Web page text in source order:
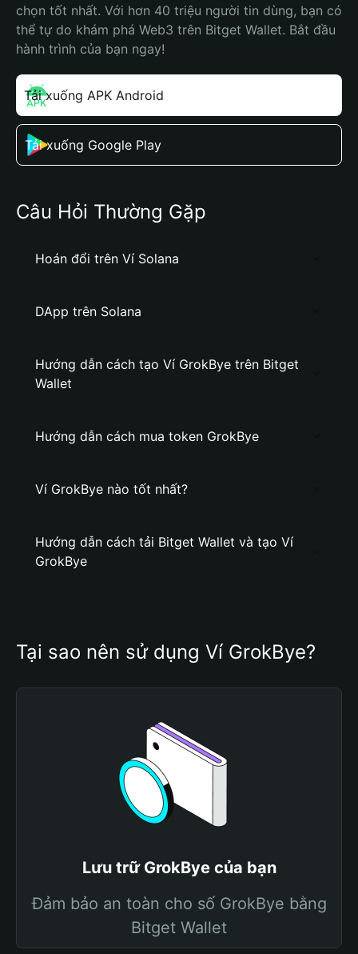
chọn tốt nhất. Với hơn 40 triệu người tin dùng, bạn có
thể tự do khám phá Web3 trên Bitget Wallet. Bắt đầu
hành trình của bạn ngay!
Tải xuống APK Android
Tải xuống Google Play
Câu Hỏi Thường Gặp
Hoán đổi trên Ví Solana
DApp trên Solana
Hướng dẫn cách tạo Ví GrokBye trên Bitget
Wallet
Hướng dẫn cách mua token GrokBye
Ví GrokBye nào tốt nhất?
Hướng dẫn cách tải Bitget Wallet và tạo Ví
GrokBye
Tại sao nên sử dụng Ví GrokBye?
Lưu trữ GrokBye của bạn
Đảm bảo an toàn cho số GrokBye bằng
Bitget Wallet